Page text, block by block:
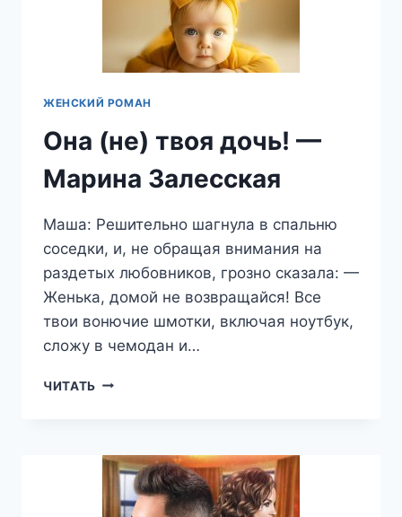
ЖЕНСКИЙ РОМАН
Она (не) твоя дочь! —
Марина Залесская
Маша: Решительно шагнула в спальню
соседки, и, не обращая внимания на
раздетых любовников, грозно сказала: —
Женька, домой не возвращайся! Все
твои вонючие шмотки, включая ноутбук,
сложу в чемодан и…
ЧИТАТЬ ОНА
—
МАРИНА
ЗАЛЕССКАЯ